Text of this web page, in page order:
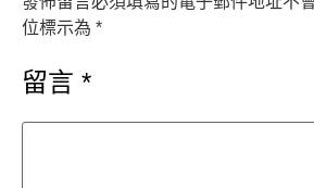
位標示為 *
留言 *